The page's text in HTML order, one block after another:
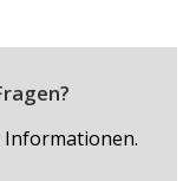
Informationen.